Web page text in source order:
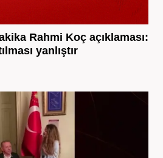
Rahmi Koç açıklaması:
yanlıştır